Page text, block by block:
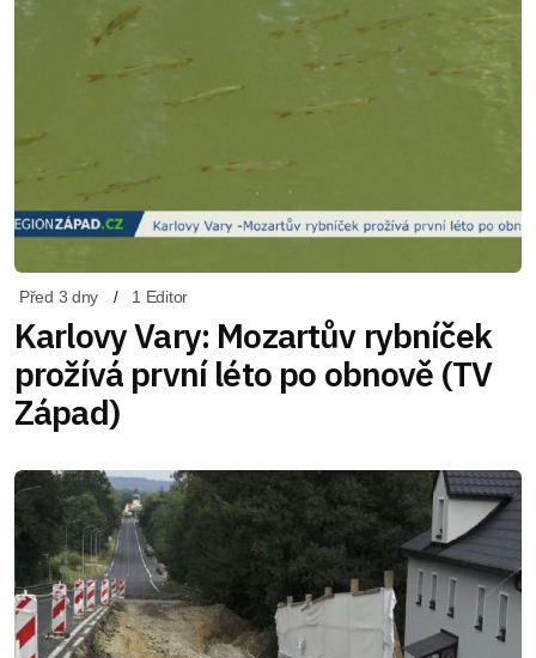
Před 3 dny 1 Editor
Karlovy Vary: Mozartův rybníček
prožívá první léto po obnově (TV
Západ)